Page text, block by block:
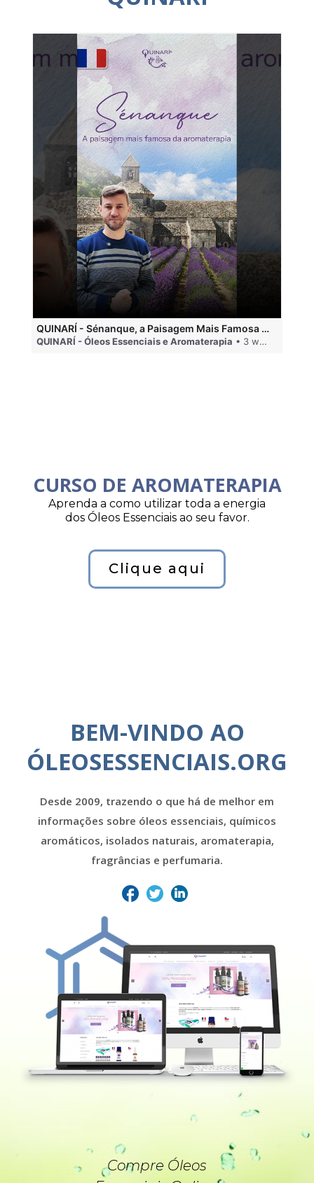
QUINARÍ - Sénanque, a Paisagem Mais Famosa da Aromaterapia
QUINARÍ - Óleos Essenciais e Aromaterapia • 3 weeks ago
CURSO DE AROMATERAPIA
Aprenda a como utilizar toda a energia
dos Óleos Essenciais ao seu favor.
Clique aqui
BEM-VINDO AO
ÓLEOSESSENCIAIS.ORG
Desde 2009, trazendo o que há de melhor em
informações sobre óleos essenciais, químicos
aromáticos, isolados naturais, aromaterapia,
fragrâncias e perfumaria.
Compre Óleos